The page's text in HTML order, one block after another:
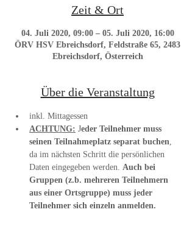
Zeit & Ort
04. Juli 2020, 09:00 – 05. Juli 2020, 16:00
ÖRV HSV Ebreichsdorf, Feldstraße 65, 2483
Ebreichsdorf, Österreich
Über die Veranstaltung
inkl. Mittagessen
ACHTUNG: Jeder Teilnehmer muss
seinen Teilnahmeplatz separat buchen,
da im nächsten Schritt die persönlichen
Daten eingegeben werden. Auch bei
Gruppen (z.b. mehreren Teilnehmern
aus einer Ortsgruppe) muss jeder
Teilnehmer sich einzeln anmelden.